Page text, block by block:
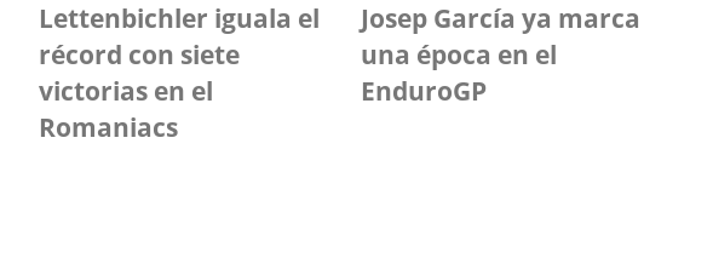
Lettenbichler iguala el
récord con siete
victorias en el
Romaniacs
Josep García ya marca
una época en el
EnduroGP